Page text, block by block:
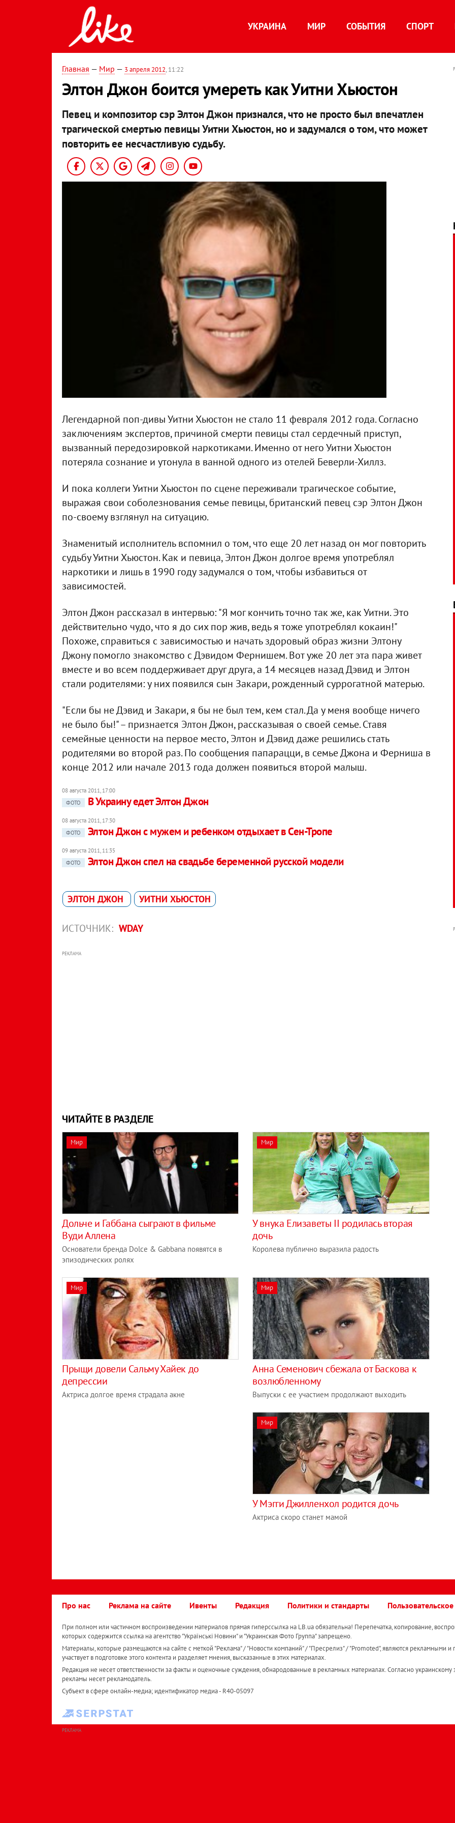
УКРАИНА МИР СОБЫТИЯ СПОРТ
Главная — Мир — 3 апреля 2012, 11:22
Элтон Джон боится умереть как Уитни Хьюстон
Певец и композитор сэр Элтон Джон признался, что не просто был впечатлен
трагической смертью певицы Уитни Хьюстон, но и задумался о том, что может
повторить ее несчастливую судьбу.
Легендарной поп-дивы Уитни Хьюстон не стало 11 февраля 2012 года. Согласно
заключениям экспертов, причиной смерти певицы стал сердечный приступ,
вызванный передозировкой наркотиками. Именно от него Уитни Хьюстон
потеряла сознание и утонула в ванной одного из отелей Беверли-Хиллз.
И пока коллеги Уитни Хьюстон по сцене переживали трагическое событие,
выражая свои соболезнования семье певицы, британский певец сэр Элтон Джон
по-своему взглянул на ситуацию.
Знаменитый исполнитель вспомнил о том, что еще 20 лет назад он мог повторить
судьбу Уитни Хьюстон. Как и певица, Элтон Джон долгое время употреблял
наркотики и лишь в 1990 году задумался о том, чтобы избавиться от
зависимостей.
Элтон Джон рассказал в интервью: "Я мог кончить точно так же, как Уитни. Это
действительно чудо, что я до сих пор жив, ведь я тоже употреблял кокаин!"
Похоже, справиться с зависимостью и начать здоровый образ жизни Элтону
Джону помогло знакомство с Дэвидом Фернишем. Вот уже 20 лет эта пара живет
вместе и во всем поддерживает друг друга, а 14 месяцев назад Дэвид и Элтон
стали родителями: у них появился сын Закари, рожденный суррогатной матерью.
"Если бы не Дэвид и Закари, я бы не был тем, кем стал. Да у меня вообще ничего
не было бы!" – признается Элтон Джон, рассказывая о своей семье. Ставя
семейные ценности на первое место, Элтон и Дэвид даже решились стать
родителями во второй раз. По сообщения папарацци, в семье Джона и Ферниша в
конце 2012 или начале 2013 года должен появиться второй малыш.
08 августа 2011, 17:00
ФОТО
В Украину едет Элтон Джон
08 августа 2011, 17:30
ФОТО
Элтон Джон с мужем и ребенком отдыхает в Сен-Тропе
09 августа 2011, 11:35
ФОТО
Элтон Джон спел на свадьбе беременной русской модели
ЭЛТОН ДЖОН УИТНИ ХЬЮСТОН
ИСТОЧНИК: WDAY
РЕКЛАМА
ЧИТАЙТЕ В РАЗДЕЛЕ
Мир
Дольче и Габбана сыграют в фильме
Вуди Аллена
Основатели бренда Dolce & Gabbana появятся в
эпизодических ролях
Мир
У внука Елизаветы II родилась вторая
дочь
Королева публично выразила радость
Мир
Прыщи довели Сальму Хайек до
депрессии
Актриса долгое время страдала акне
Мир
Анна Семенович сбежала от Баскова к
возлюбленному
Выпуски с ее участием продолжают выходить
Мир
У Мэгги Джилленхол родится дочь
Актриса скоро станет мамой
Про нас Реклама на сайте Ивенты Редакция Политики и стандарты
При полном или частичном воспроизведении материалов прямая гиперссылка на LB.ua обязательна! Перепечатка, копирование,
которых содержится ссылка на агентство "Українськi Новини" и "Украинская Фото Группа" запрещено.
Материалы, которые размещаются на сайте с меткой "Реклама" / "Новости компаний" / "Пресрелиз" / "Promoted", являются рекламными и
участвует в подготовке этого контента и разделяет мнения, высказанные в этих материалах.
Редакция не несет ответственности за факты и оценочные суждения, обнародованные в рекламных материалах. Согласно украинскому
рекламы несет рекламодатель.
Субъект в сфере онлайн-медиа; идентификатор медиа - R40-05097
РЕКЛАМА